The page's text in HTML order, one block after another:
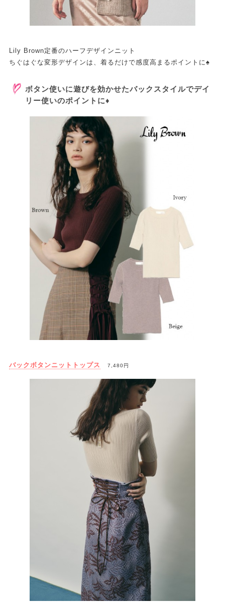
Lily Brown定番のハーフデザインニット
ちぐはぐな変形デザインは、着るだけで感度高まるポイントに♠
ボタン使いに遊びを効かせたバックスタイルでデイ
リー使いのポイントに♦
バックボタンニットトップス 7,480円